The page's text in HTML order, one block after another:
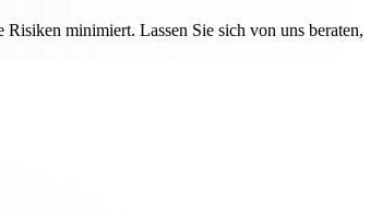
minimiert. Lassen Sie sich von uns beraten,